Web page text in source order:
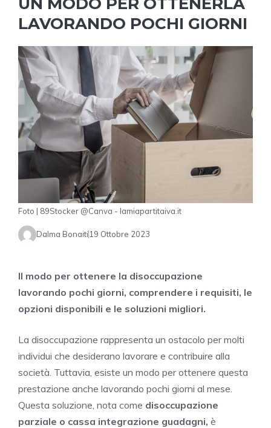
LAVORANDO POCHI GIORNI
Foto | 89Stocker @Canva - lamiapartitaiva.it
Dalma Bonaiti 19 Ottobre 2023
Il modo per ottenere la disoccupazione
lavorando pochi giorni, comprendere i requisiti, le
opzioni disponibili e le soluzioni migliori.
La disoccupazione rappresenta un ostacolo per molti
individui che desiderano lavorare e contribuire alla
società. Tuttavia, esiste un modo per ottenere questa
prestazione anche lavorando pochi giorni al mese.
Questa soluzione, nota come disoccupazione
parziale o cassa integrazione guadagni, è